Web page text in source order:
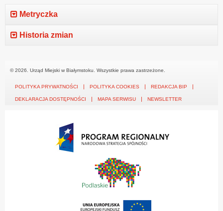
Metryczka
Historia zmian
© 2026. Urząd Miejski w Białymstoku. Wszystkie prawa zastrzeżone.
POLITYKA PRYWATNOŚCI POLITYKA COOKIES REDAKCJA BIP
DEKLARACJA DOSTĘPNOŚCI MAPA SERWISU NEWSLETTER